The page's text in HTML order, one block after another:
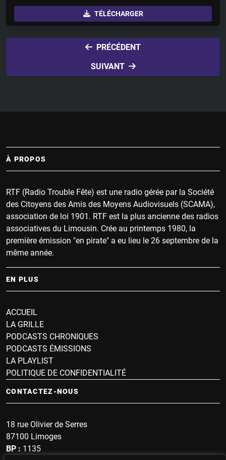
l
u
t
e
TÉLÉCHARGER
PRÉCÉDENT
SUIVANT
À PROPOS
RTF (Radio Trouble Fête) est une radio gérée par la Société
des Citoyens des Amis des Moyens Audiovisuels (SCAMA),
association de loi 1901. RTF est la plus ancienne des radios
associatives du Limousin. Crée au printemps 1980, la
première émission "en pirate" a eu lieu le 26 septembre de la
même année.
EN PLUS
ACCUEIL
LA GRILLE
PODCASTS CHRONIQUES
PODCASTS ÉMISSIONS
LA PLAYLIST
POLITIQUE DE CONFIDENTIALITÉ
CONTACTEZ-NOUS
18 rue Olivier de Serres
87100 Limoges
BP : 1135